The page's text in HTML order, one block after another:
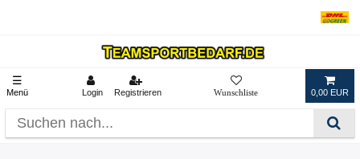
☰
Menü Login Registrieren 0,00 EUR